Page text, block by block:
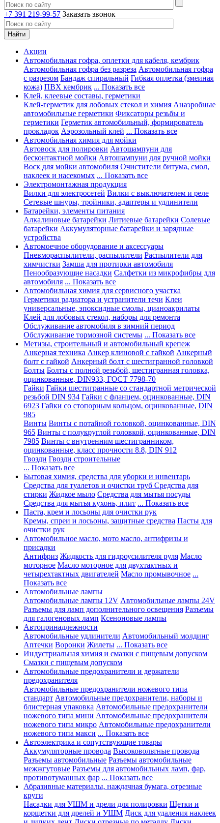
+7 391 219-99-57 Заказать звонок
Акции
Автомобильная гофра, оплетки для кабеля, кембрик
Автомобильная гофра без разреза Автомобильная гофра
с разрезом Бандаж спиральный Гибкая оплетка (змеиная
кожа) ПВХ кембрик ... Показать все
Клей, клеевые составы, герметики
Клей-герметик для лобовых стекол и химия Анаэробные
автомобильные герметики Фиксаторы резьбы и
герметики Герметик автомобильный, формирователь
прокладок Аэрозольный клей ... Показать все
Автомобильная химия для мойки
Автовоск для полировки Автошампуни для
бесконтактной мойки Автошампуни для ручной мойки
Воск для мойки автомобиля Очистители битума, смол,
наклеек и насекомых ... Показать все
Электромонтажная продукция
Вилки для электросетей Вилки с выключателем и реле
Сетевые шнуры, тройники, адаптеры и удлинители
Батарейки, элементы питания
Алкалиновые батарейки Литиевые батарейки Солевые
батарейки Аккумуляторные батарейки и зарядные
устройства
Автомоечное оборудование и аксессуары
Пневмораспылители, распылители Распылители для
химчистки Замша для протирки автомобиля
Пенообразующие насадки Салфетки из микрофибры для
автомобиля ... Показать все
Автомобильная химия для сервисного участка
Герметики радиатора и устранители течи Клеи
универсальные, эпоксидные смолы, цианоакрилаты
Клей для лобовых стекол, наборы для ремонта
Обслуживание автомобиля в зимний период
Обслуживание тормозной системы ... Показать все
Метизы, строительный и автомобильный крепеж
Анкерная техника Анкер клиновой с гайкой Анкерный
болт с гайкой Анкерный болт с шестигранной головкой
Болты Болты с полной резьбой, шестигранная головка,
оцинкованные, DIN933, ГОСТ 7798-70
Гайки Гайки шестигранные со стандартной метрической
резьбой DIN 934 Гайки с фланцем, оцинкованные, DIN
6923 Гайки со стопорным кольцом, оцинкованные, DIN
985
Винты Винты с потайной головкой, оцинкованные, DIN
965 Винты с полукруглой головкой, оцинкованные, DIN
7985 Винты с внутренним шестигранником,
оцинкованные, класс прочности 8.8, DIN 912
Гвозди Гвозди строительные
... Показать все
Бытовая химия, средства для уборки и инвентарь
Средства для туалетов и очистки труб Средства для
стирки Жидкое мыло Средства для мытья посуды
Средства для мытья кухонь, плит ... Показать все
Паста, крем и лосьоны для очистки рук
Кремы, спреи и лосьоны, защитные средства Пасты для
очистки рук
Автомобильное масло, мото масло, антифризы и
присадки
Антифриз Жидкость для гидроусилителя руля Масло
моторное Масло моторное для двухтактных и
четырехтактных двигателей Масло промывочное ...
Показать все
Автомобильные лампы
Автомобильные лампы 12V Автомобильные лампы 24V
Разъемы для ламп дополнительного освещения Разъемы
для галогеновых ламп Ксеноновые лампы
Автопринадлежности
Автомобильные удлинители Автомобильный молдинг
Аптечки Воронки Жилеты ... Показать все
Индустриальная химия и смазки с пищевым допуском
Смазки с пищевым допуском
Автомобильные предохранители и держатели
предохранителя
Автомобильные предохранители ножевого типа
стандарт Автомобильные предохранители, наборы и
блистерная упаковка Автомобильные предохранители
ножевого типа мини Автомобильные предохранители
ножевого типа микро Автомобильные предохранители
ножевого типа макси ... Показать все
Автоэлектрика и сопутствующие товары
Аккумуляторные провода Высоковольтные провода
Разъемы автомобильные Разъемы автомобильные
межжгутовые Разъемы для автомобильных ламп, фар,
противотуманных фар ... Показать все
Абразивные материалы, наждачная бумага, отрезные
круги
Насадки для УШМ и дрели для полировки Щетки и
корщетки для дрелей и УШМ Диск для удаления наклеек